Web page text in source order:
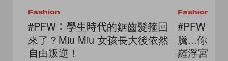
Fashion
#PFW：學生時代的鋸齒髮箍回
來了？Miu Miu 女孩長大後依然
自由叛逆！
Fashion
#PFW：
騰...你也
羅浮宮打